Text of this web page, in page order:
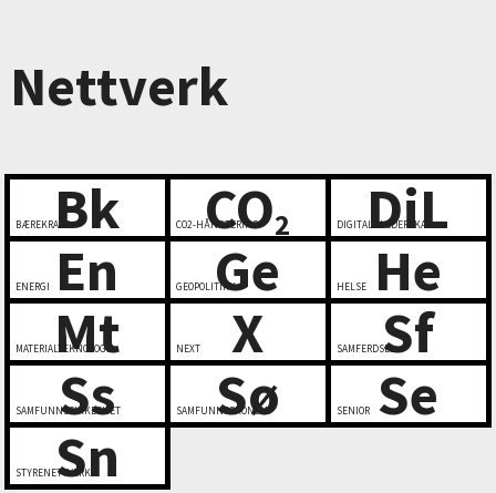
Nettverk
Bk
BÆREKRAFT CO2
CO2-HÅNDTERING DiL
DIGITALT LEDERSKAP
En
ENERGI Ge
GEOPOLITIKK He
HELSE
Mt
MATERIALTEKNOLOGI X
NEXT Sf
SAMFERDSEL
Ss
SAMFUNNSSIKKERHET Sø
SAMFUNNSØKONOMI Se
SENIOR
Sn
STYRENETTVERK